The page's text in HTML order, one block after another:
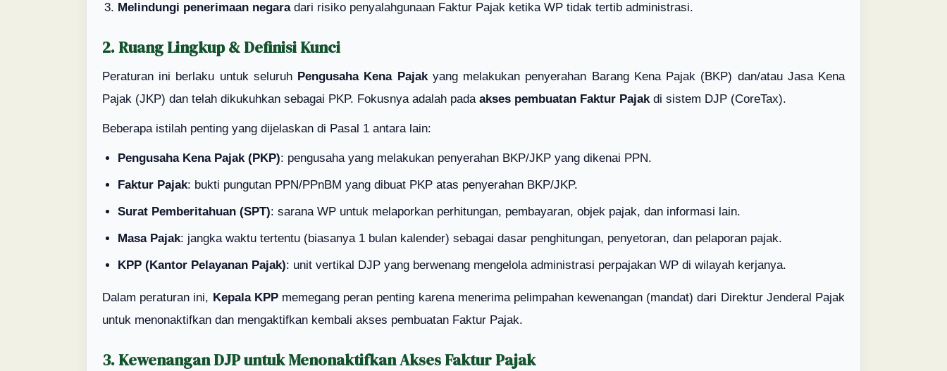
Melindungi penerimaan negaradari risiko penyalahgunaan Faktur Pajak ketika WP tidak tertib administrasi.
2. Ruang Lingkup & Definisi Kunci
Peraturan ini berlaku untuk seluruh Pengusaha Kena Pajakyang melakukan penyerahan Barang Kena Pajak (BKP) dan/atau Jasa Kena
Pajak (JKP) dan telah dikukuhkan sebagai PKP. Fokusnya adalah pada akses pembuatan Faktur Pajakdi sistem DJP (CoreTax).
Beberapa istilah penting yang dijelaskan di Pasal 1 antara lain:
Pengusaha Kena Pajak (PKP): pengusaha yang melakukan penyerahan BKP/JKP yang dikenai PPN.
Faktur Pajak: bukti pungutan PPN/PPnBM yang dibuat PKP atas penyerahan BKP/JKP.
Surat Pemberitahuan (SPT): sarana WP untuk melaporkan perhitungan, pembayaran, objek pajak, dan informasi lain.
Masa Pajak: jangka waktu tertentu (biasanya 1 bulan kalender) sebagai dasar penghitungan, penyetoran, dan pelaporan pajak.
KPP (Kantor Pelayanan Pajak): unit vertikal DJP yang berwenang mengelola administrasi perpajakan WP di wilayah kerjanya.
Dalam peraturan ini, Kepala KPPmemegang peran penting karena menerima pelimpahan kewenangan (mandat) dari Direktur Jenderal Pajak
untuk menonaktifkan dan mengaktifkan kembali akses pembuatan Faktur Pajak.
3. Kewenangan DJP untuk Menonaktifkan Akses Faktur Pajak